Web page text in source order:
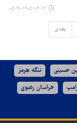
۱۴۰۵-۰۴-۲۱ ۰۵:۴۰
بعدی
حسینی تنگه هرمز
خراسان رضوی